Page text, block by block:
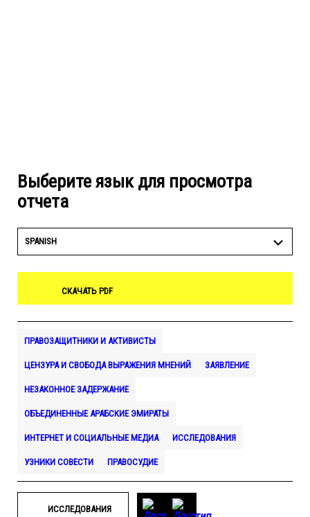
Выберите язык для просмотра
отчета
SPANISH
СКАЧАТЬ PDF
ПРАВОЗАЩИТНИКИ И АКТИВИСТЫ
ЦЕНЗУРА И СВОБОДА ВЫРАЖЕНИЯ МНЕНИЙ ЗАЯВЛЕНИЕ
НЕЗАКОННОЕ ЗАДЕРЖАНИЕ
ОБЪЕДИНЕННЫЕ АРАБСКИЕ ЭМИРАТЫ
ИНТЕРНЕТ И СОЦИАЛЬНЫЕ МЕДИА ИССЛЕДОВАНИЯ
УЗНИКИ СОВЕСТИ ПРАВОСУДИЕ
ИССЛЕДОВАНИЯ